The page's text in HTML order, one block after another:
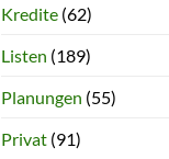
Kredite(62)
Listen (189)
Planungen (55)
Privat(91)